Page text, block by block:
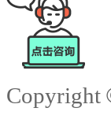
Copyright